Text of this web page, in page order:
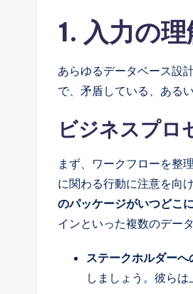
1. 入力の
あらゆるデータベース設
で、矛盾している、ある
ビジネスプロ
まず、ワークフローを整
に関わる行動に注意を向
のパッケージがいつどこ
インといった複数のデー
ステークホルダーへ
しましょう。彼ら